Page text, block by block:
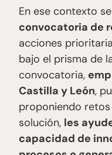
En ese contexto
convocatoria de
acciones
bajo el prisma de
convocatoria,
Castilla y León,
proponiendo
solución, les
capacidad de